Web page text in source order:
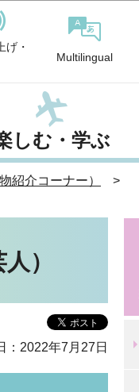
げ・
Multilingual
しむ・学ぶ
紹介コーナー）
）
：2022年7月27日